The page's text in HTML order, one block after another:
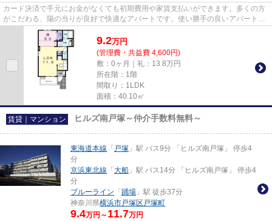
カード決済で手元にお金がなくても初期費用や家賃支払いができます。多くの方
がこだわる、陽の当りが良好で快適なアパートです。使い勝手の良いアパートで
イチオシの物件です。当社は...
9.2万円
(管理費・共益費 4,600円)
敷：0ヶ月｜礼：13.8万円
所在階：1階
間取り：1LDK
面積：40.10㎡
賃貸｜マンション ヒルズ南戸塚～仲介手数料無料～
東海道本線 「 戸塚 」駅 バス9分 「ヒルズ南戸塚」 停歩4
分
京浜東北線 「 大船 」駅 バス14分 「ヒルズ南戸塚」 停歩4
分
ブルーライン 「 踊場 」駅 徒歩37分
神奈川県横浜市戸塚区 戸塚町
9.4万円～ 11.7万円